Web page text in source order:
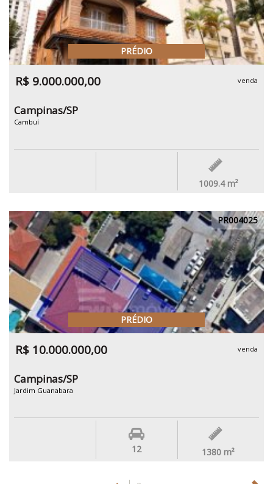
PRÉDIO
R$ 9.000.000,00 venda
Campinas/SP
Cambuí
1009.4 m²
PR004025
PRÉDIO
R$ 10.000.000,00 venda
Campinas/SP
Jardim Guanabara
12 1380 m²